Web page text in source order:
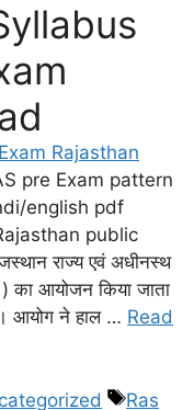
Exam Rajasthan
pre Exam pattern
english pdf
public
राज्य एवं अधीनस्थ
) का आयोजन किया जाता
। आयोग ने हाल … Read
Ras